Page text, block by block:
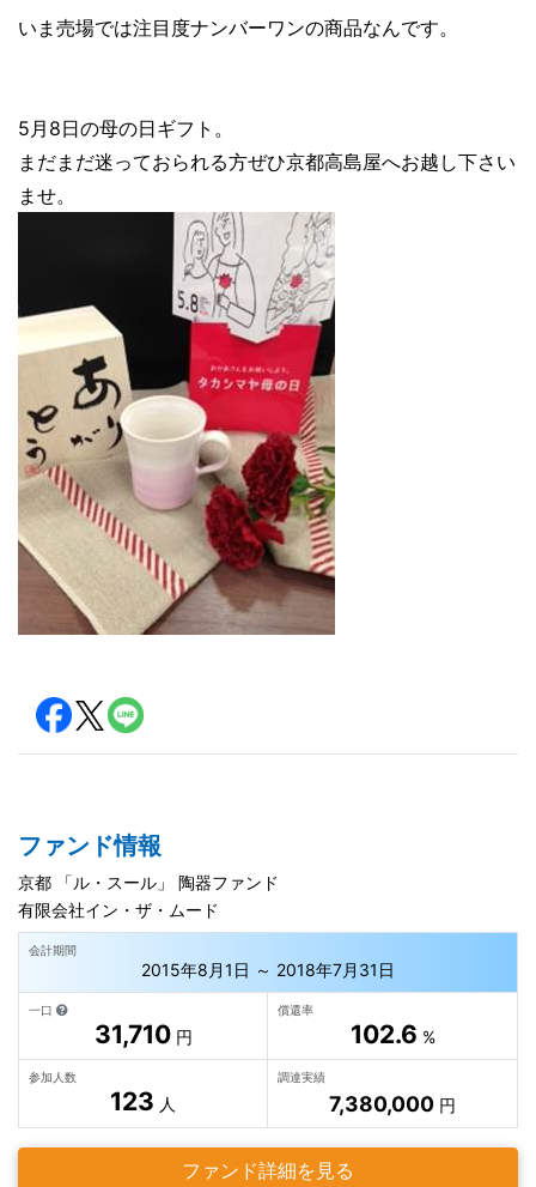
いま売場では注目度ナンバーワンの商品なんです。
5月8日の母の日ギフト。
まだまだ迷っておられる方ぜひ京都高島屋へお越し下さい
ませ。
ファンド情報
京都 「ル・スール」 陶器ファンド
有限会社イン・ザ・ムード
会計期間
2015年8月1日 ～ 2018年7月31日
一口
31,710円
償還率
102.6 %
参加人数
123 人
調達実績
7,380,000 円
ファンド詳細を見る